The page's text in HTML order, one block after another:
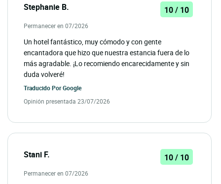
Stephanie B. 10 / 10
Permanecer en 07/2026
Un hotel fantástico, muy cómodo y con gente
encantadora que hizo que nuestra estancia fuera de lo
más agradable. ¡Lo recomiendo encarecidamente y sin
duda volveré!
Traducido PorGoogle
Opinión presentada 23/07/2026
Stani F. 10 / 10
Permanecer en 07/2026